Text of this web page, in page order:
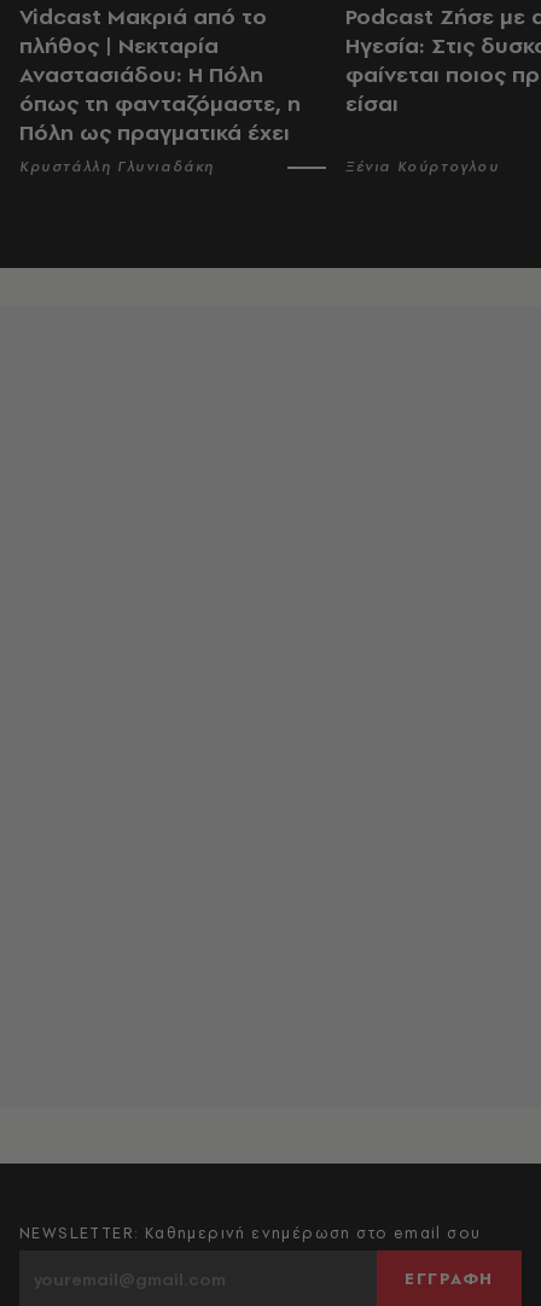
Vidcast Μακριά από το
πλήθος | Νεκταρία
Αναστασιάδου: Η Πόλη
όπως τη φανταζόμαστε, η
Πόλη ως πραγματικά έχει
Κρυστάλλη Γλυνιαδάκη
Podcast Ζήσε με
Ηγεσία: Στις
φαίνεται ποιος
είσαι
Ξένια Κούρτογλου
NEWSLETTER: Καθημερινή ενημέρωση στο email σου
ΕΓΓΡΑΦΗ